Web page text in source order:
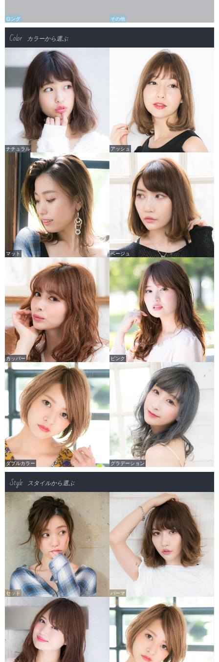
ロング その他
Color カラーから選ぶ
ナチュラル アッシュ
マット ベージュ
カッパー ピンク
ダブルカラー グラデーション
Style スタイルから選ぶ
セット パーマ